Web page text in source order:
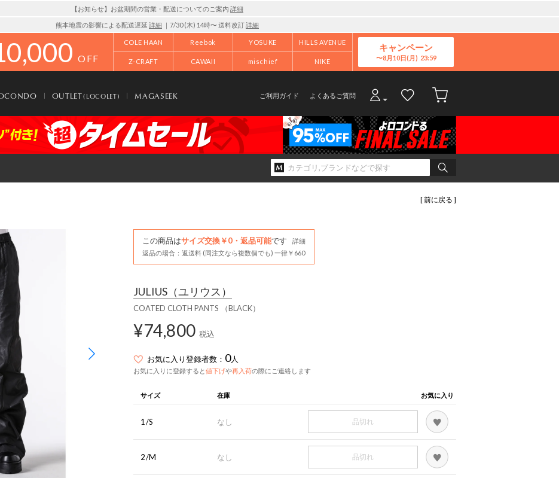
【お知らせ】お盆期間の営業・配送についてのご案内 詳細
熊本地震の影響による配送遅延 詳細 ｜7/30 (木) 14時〜 送料改訂詳細
OFF
COLE HAAN Reebok YOSUKE HILLS AVENUE
Z-CRAFT CAWAII mischief NIKE
キャンペーン
8月10日(月)
OUTLET(LOCOLET) MAGASEEK ご利用ガイド よくあるご質問
[ 前に戻る ]
この商品はサイズ交換￥0・返品可能です
詳細
返品の場合：返送料 (同注文なら複数個でも) 一律￥660
JULIUS （ユリウス）
COATED CLOTH PANTS （BLACK）
¥74,800 税込
お気に入り登録者数： 0人
お気に入りに登録すると値下げや再入荷の際にご連絡します
サイズ 在庫 お気に入り
1/S なし 品切れ
2/M なし 品切れ